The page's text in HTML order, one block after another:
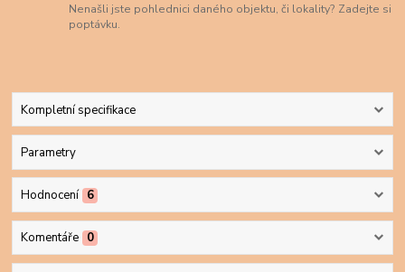
Nenašli jste pohlednici daného objektu, či lokality? Zadejte si
poptávku.
Kompletní specifikace
Parametry
Hodnocení 6
Komentáře 0